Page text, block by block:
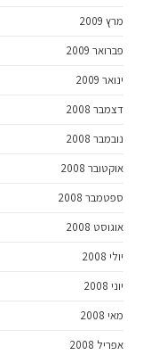
מרץ 2009
פברואר 2009
ינואר 2009
דצמבר 2008
נובמבר 2008
אוקטובר 2008
ספטמבר 2008
אוגוסט 2008
יולי 2008
יוני 2008
מאי 2008
אפריל 2008